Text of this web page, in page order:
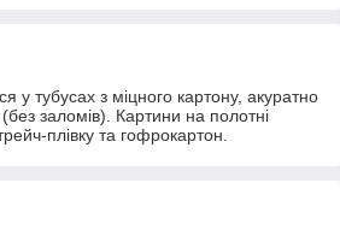
у тубусах з міцного картону, акуратно
заломів). Картини на полотні
плівку та гофрокартон.